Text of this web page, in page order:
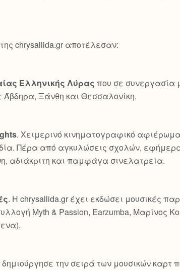
chrysallida.gr αποτέλεσαν:
Ελληνικής Λύρας που σε συνεργασία
Ξάνθη και Θεσσαλονίκη.
. Χειμερινό κινηματογραφικό
Πέρα από αγκυλώσεις σχολών,
αδιάκριτη και παμφάγα σινελατρεία.
. Η chrysallida.gr έχει εκδώσει μουσικές
Myth & Passion, Earzumba, Μαρίνος
δημιούργησε την σειρά των μουσικών